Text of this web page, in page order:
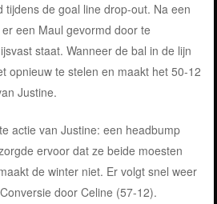
tijdens de goal line drop-out. Na een
een Maul gevormd door te
staat. Wanneer de bal in de lijn
opnieuw te stelen en maakt het 50-12
Justine.
actie van Justine: een headbump
ervoor dat ze beide moesten
de winter niet. Er volgt snel weer
door Celine (57-12).